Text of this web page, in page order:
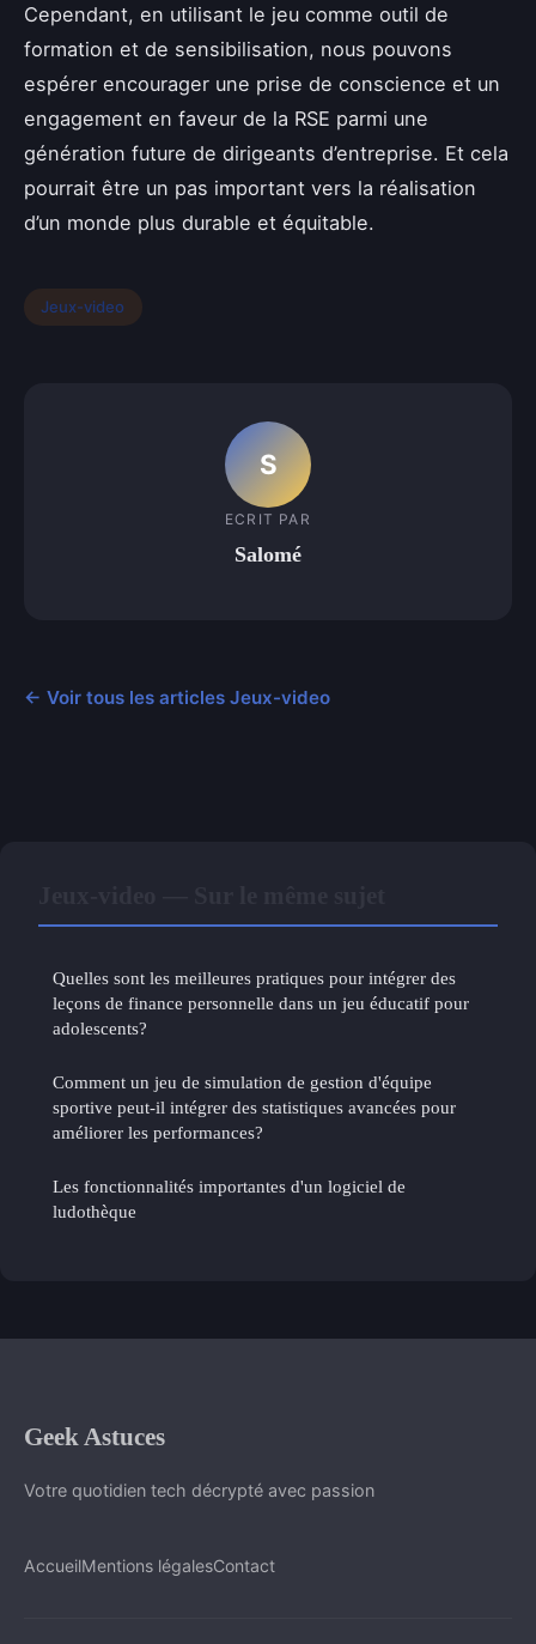
Cependant, en utilisant le jeu comme outil de
formation et de sensibilisation, nous pouvons
espérer encourager une prise de conscience et un
engagement en faveur de la RSE parmi une
génération future de dirigeants d’entreprise. Et cela
pourrait être un pas important vers la réalisation
d’un monde plus durable et équitable.
Jeux-video
S
ECRIT PAR
Salomé
← Voir tous les articles Jeux-video
Quelles sont les meilleures pratiques pour intégrer des
leçons de finance personnelle dans un jeu éducatif pour
adolescents?
Comment un jeu de simulation de gestion d'équipe
sportive peut-il intégrer des statistiques avancées pour
améliorer les performances?
Les fonctionnalités importantes d'un logiciel de
ludothèque
Geek Astuces
Votre quotidien tech décrypté avec passion
AccueilMentions légalesContact